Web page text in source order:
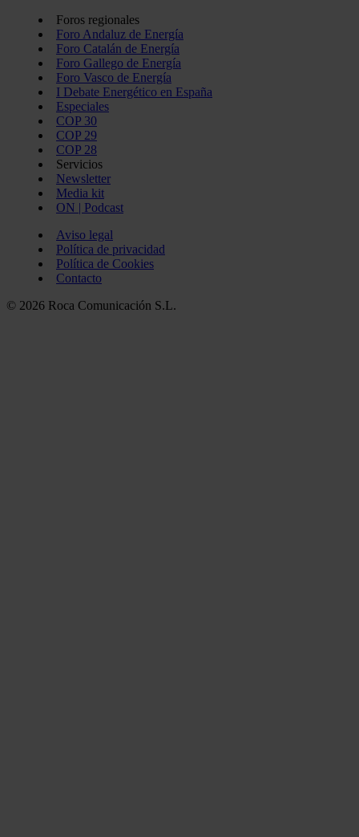
Foros regionales
Foro Andaluz de Energía
Foro Catalán de Energía
Foro Gallego de Energía
Foro Vasco de Energía
I Debate Energético en España
Especiales
COP 30
COP 29
COP 28
Servicios
Newsletter
Media kit
ON | Podcast
Aviso legal
Política de privacidad
Política de Cookies
Contacto
© 2026 Roca Comunicación S.L.